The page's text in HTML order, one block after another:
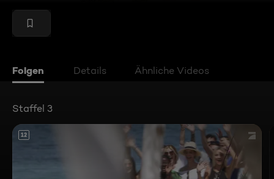
Folgen Details Ähnliche Videos
Staffel 3
12